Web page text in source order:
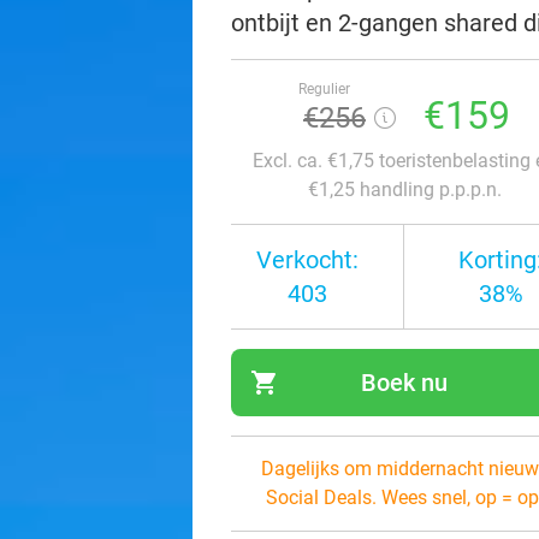
ontbijt en 2-gangen shared
Regulier
€256 €159
Excl. ca. €1,75 toeristenbelasting
€1,25 handling p.p.p.n.
Verkocht:
403
38%
shopping_cart Boek nu
Dagelijks om middernacht
Social Deals. Wees snel, op =